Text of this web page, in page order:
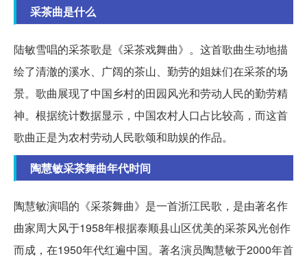
采茶曲是什么
陆敏雪唱的采茶歌是《采茶戏舞曲》。这首歌曲生动地描
绘了清澈的溪水、广阔的茶山、勤劳的姐妹们在采茶的场
景。歌曲展现了中国乡村的田园风光和劳动人民的勤劳精
神。根据统计数据显示，中国农村人口占比较高，而这首
歌曲正是为农村劳动人民歌颂和助娱的作品。
陶慧敏采茶舞曲年代时间
陶慧敏演唱的《采茶舞曲》是一首浙江民歌，是由著名作
曲家周大风于1958年根据泰顺县山区优美的采茶风光创作
而成，在1950年代红遍中国。著名演员陶慧敏于2000年首